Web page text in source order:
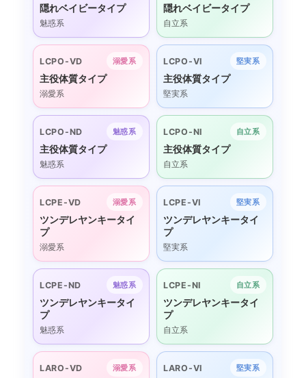
隠れベイビータイプ
魅惑系
隠れベイビータイプ
自立系
LCPO-VD 溺愛系
主役体質タイプ
溺愛系
LCPO-VI 堅実系
主役体質タイプ
堅実系
LCPO-ND 魅惑系
主役体質タイプ
魅惑系
LCPO-NI 自立系
主役体質タイプ
自立系
LCPE-VD 溺愛系
ツンデレヤンキータイ
プ
溺愛系
LCPE-VI 堅実系
ツンデレヤンキータイ
プ
堅実系
LCPE-ND 魅惑系
ツンデレヤンキータイ
プ
魅惑系
LCPE-NI 自立系
ツンデレヤンキータイ
プ
自立系
LARO-VD 溺愛系 LARO-VI 堅実系